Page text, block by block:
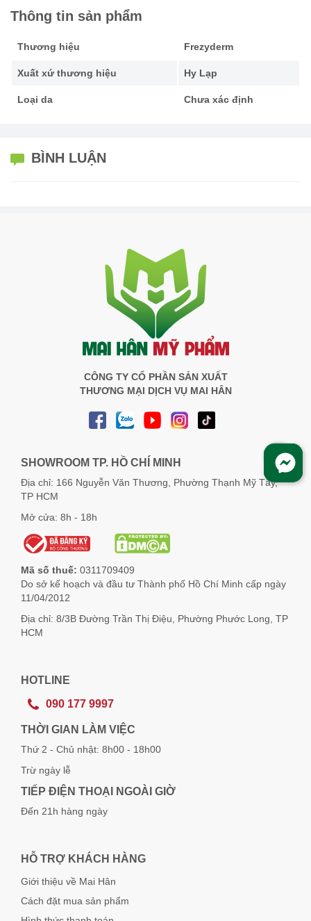
Thông tin sản phẩm
Thương hiệu Frezyderm
Xuất xứ thương hiệu Hy Lạp
Loại da Chưa xác định
BÌNH LUẬN
CÔNG TY CỔ PHẦN SẢN XUẤT
THƯƠNG MẠI DỊCH VỤ MAI HÂN
SHOWROOM TP. HỒ CHÍ MINH
Địa chỉ: 166 Nguyễn Văn Thương, Phường Thạnh Mỹ Tây,
TP HCM
Mở cửa: 8h - 18h
Mã số thuế: 0311709409
Do sở kế hoạch và đầu tư Thành phố Hồ Chí Minh cấp ngày
11/04/2012
Địa chỉ: 8/3B Đường Trần Thị Điệu, Phường Phước Long, TP
HCM
HOTLINE
090 177 9997
THỜI GIAN LÀM VIỆC
Thứ 2 - Chủ nhật: 8h00 - 18h00
Trừ ngày lễ
TIẾP ĐIỆN THOẠI NGOÀI GIỜ
Đến 21h hàng ngày
HỖ TRỢ KHÁCH HÀNG
Giới thiệu về Mai Hân
Cách đặt mua sản phẩm